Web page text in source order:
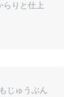
らりと仕上
じゅうぶん